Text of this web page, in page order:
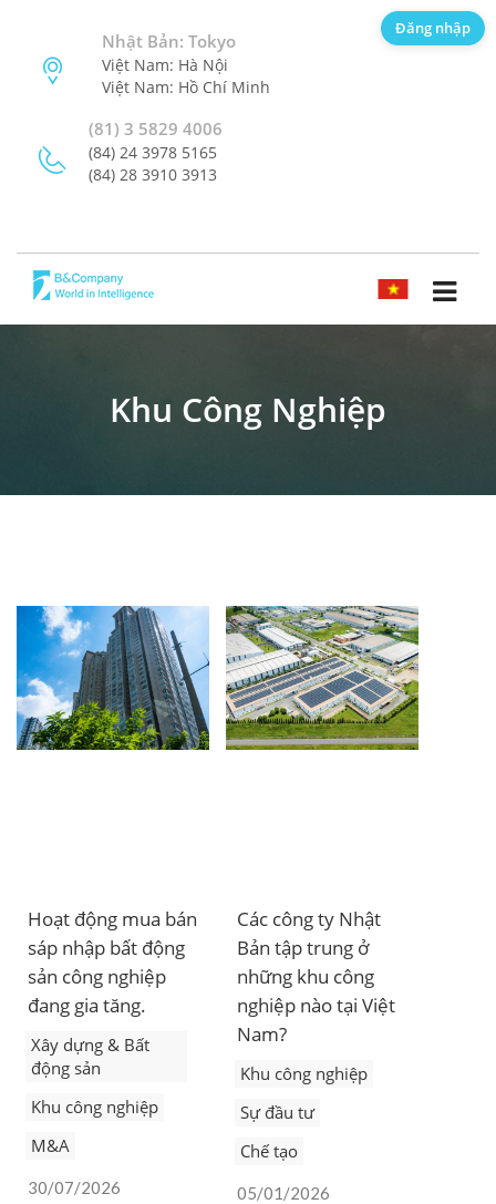
Nhật Bản: Tokyo
Việt Nam: Hà Nội
Việt Nam: Hồ Chí Minh
(81) 3 5829 4006
(84) 24 3978 5165
(84) 28 3910 3913
TIẾNG VIỆT
Khu Công Nghiệp
Hoạt động mua bán
sáp nhập bất động
sản công nghiệp
đang gia tăng.
Xây dựng & Bất
động sản
Khu công nghiệp
M&A
30/07/2026
Các công ty Nhật
Bản tập trung ở
những khu công
nghiệp nào tại Việt
Nam?
Khu công nghiệp
Sự đầu tư
Chế tạo
05/01/2026
Đăng nhập